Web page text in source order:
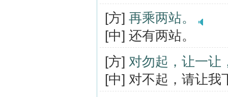
[方] 再乘两站。
[中] 还有两站。
[方] 对勿起，让一让
[中] 对不起，请让我